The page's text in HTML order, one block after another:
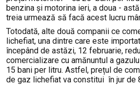
benzina și motorina ieri, a doua -
treia urmează să facă acest lucru
Totodată, alte două companii ce
lichefiat, una dintre care este
începând de astăzi, 12 februarie,
comercializare cu amănuntul a
15 bani per litru. Astfel, prețul de
de gaz lichefiat va constitui în jur de